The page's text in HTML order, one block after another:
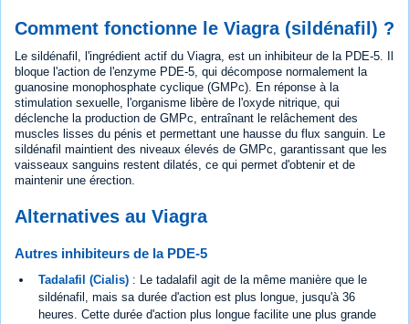
Comment fonctionne le Viagra (sildénafil) ?
Le sildénafil, l'ingrédient actif du Viagra, est un inhibiteur de la PDE-5. Il
bloque l'action de l'enzyme PDE-5, qui décompose normalement la
guanosine monophosphate cyclique (GMPc). En réponse à la
stimulation sexuelle, l'organisme libère de l'oxyde nitrique, qui
déclenche la production de GMPc, entraînant le relâchement des
muscles lisses du pénis et permettant une hausse du flux sanguin. Le
sildénafil maintient des niveaux élevés de GMPc, garantissant que les
vaisseaux sanguins restent dilatés, ce qui permet d'obtenir et de
maintenir une érection.
Alternatives au Viagra
Autres inhibiteurs de la PDE-5
Tadalafil (Cialis) : Le tadalafil agit de la même manière que le
sildénafil, mais sa durée d'action est plus longue, jusqu'à 36
heures. Cette durée d'action plus longue facilite une plus grande